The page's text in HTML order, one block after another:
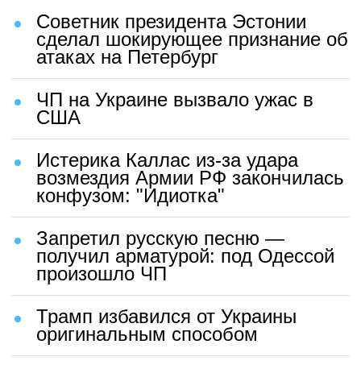
Советник президента Эстонии
сделал шокирующее признание об
атаках на Петербург
ЧП на Украине вызвало ужас в
США
Истерика Каллас из-за удара
возмездия Армии РФ закончилась
конфузом: "Идиотка"
Запретил русскую песню —
получил арматурой: под Одессой
произошло ЧП
Трамп избавился от Украины
оригинальным способом